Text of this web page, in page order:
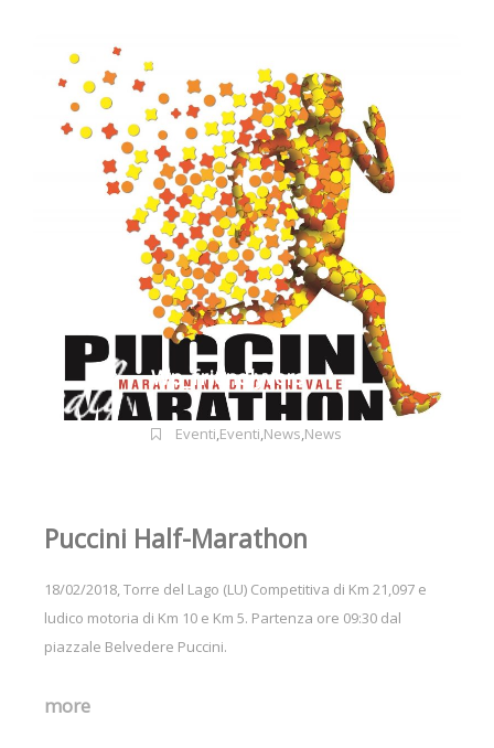
Wp_friendlyvers
Eventi,Eventi,News,News
Puccini Half-Marathon
18/02/2018, Torre del Lago (LU) Competitiva di Km 21,097 e
ludico motoria di Km 10 e Km 5. Partenza ore 09:30 dal
piazzale Belvedere Puccini.
more